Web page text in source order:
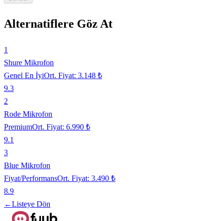
Alternatiflere Göz At
1
Shure Mikrofon
Genel En İyiOrt. Fiyat: 3.148 ₺
9.3
2
Rode Mikrofon
PremiumOrt. Fiyat: 6.990 ₺
9.1
3
Blue Mikrofon
Fiyat/PerformansOrt. Fiyat: 3.490 ₺
8.9
←Listeye Dön